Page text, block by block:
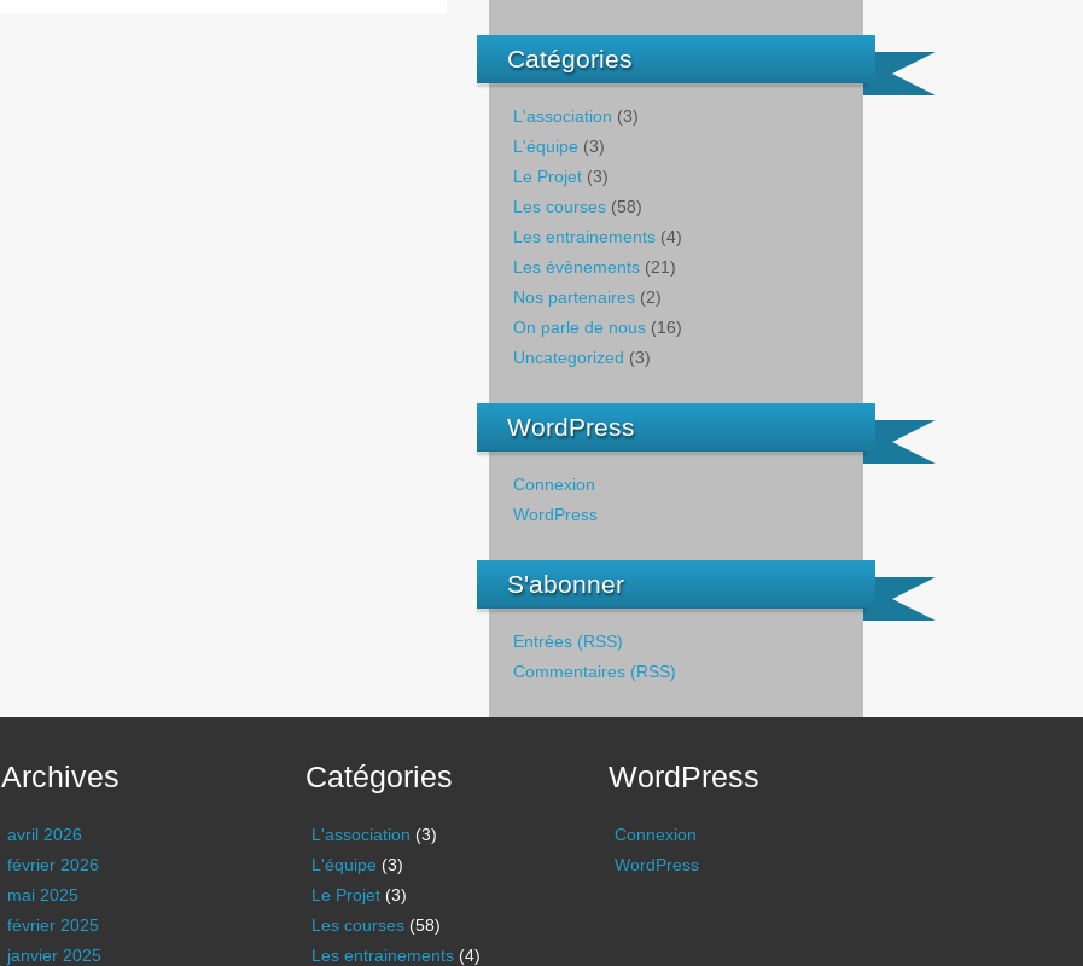
Catégories
L'association (3)
L'équipe (3)
Le Projet (3)
Les courses (58)
Les entrainements (4)
Les évènements (21)
Nos partenaires (2)
On parle de nous (16)
Uncategorized (3)
WordPress
Connexion
WordPress
S'abonner
Entrées (RSS)
Commentaires (RSS)
Archives
avril 2026
février 2026
mai 2025
février 2025
janvier 2025
Catégories
L'association (3)
L'équipe (3)
Le Projet(3)
Les courses(58)
Les entrainements(4)
WordPress
Connexion
WordPress